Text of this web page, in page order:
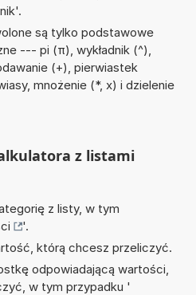
są tylko podstawowe
--- pi (π), wykładnik (^),
(+), pierwiastek
mnożenie (*, x) i dzielenie
z listami
z listy, w tym
'.
którą chcesz przeliczyć.
odpowiadającą wartości,
w tym przypadku '